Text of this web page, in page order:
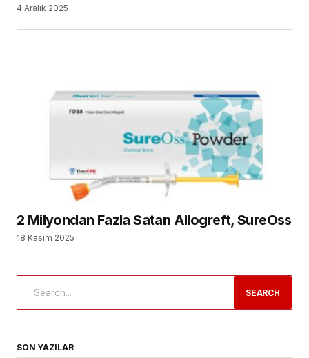
4 Aralık 2025
2 Milyondan Fazla Satan Allogreft, SureOss
18 Kasım 2025
SEARCH
SON YAZILAR